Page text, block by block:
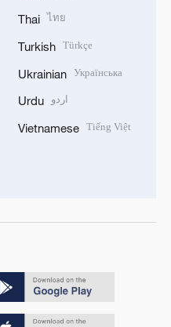
Thai ไทย
Turkish Türkçe
Ukrainian Українська
Urdu اردو
Vietnamese Tiếng Việt